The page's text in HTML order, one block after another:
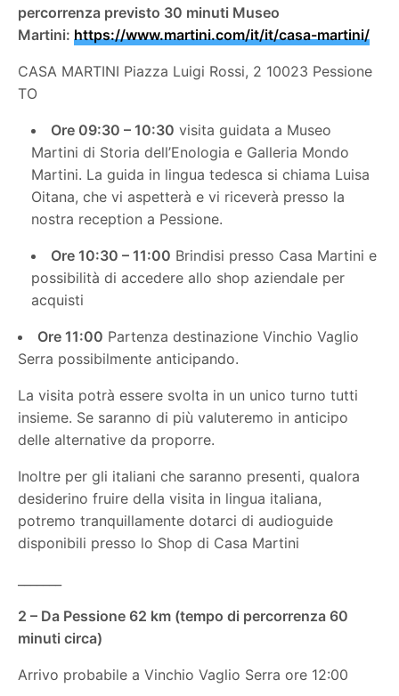
percorrenza previsto 30 minuti Museo
Martini: https://www.martini.com/it/it/casa-martini/
CASA MARTINI Piazza Luigi Rossi, 2 10023 Pessione
TO
Ore 09:30 – 10:30 visita guidata a Museo
Martini di Storia dell’Enologia e Galleria Mondo
Martini. La guida in lingua tedesca si chiama Luisa
Oitana, che vi aspetterà e vi riceverà presso la
nostra reception a Pessione.
Ore 10:30 – 11:00 Brindisi presso Casa Martini e
possibilità di accedere allo shop aziendale per
acquisti
Ore 11:00 Partenza destinazione Vinchio Vaglio
Serra possibilmente anticipando.
La visita potrà essere svolta in un unico turno tutti
insieme. Se saranno di più valuteremo in anticipo
delle alternative da proporre.
Inoltre per gli italiani che saranno presenti, qualora
desiderino fruire della visita in lingua italiana,
potremo tranquillamente dotarci di audioguide
disponibili presso lo Shop di Casa Martini
2 – Da Pessione 62 km (tempo di percorrenza 60
minuti circa)
Arrivo probabile a Vinchio Vaglio Serra ore 12:00